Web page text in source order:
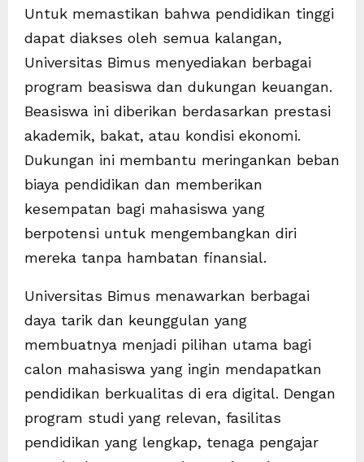
Untuk memastikan bahwa pendidikan tinggi
dapat diakses oleh semua kalangan,
Universitas Bimus menyediakan berbagai
program beasiswa dan dukungan keuangan.
Beasiswa ini diberikan berdasarkan prestasi
akademik, bakat, atau kondisi ekonomi.
Dukungan ini membantu meringankan beban
biaya pendidikan dan memberikan
kesempatan bagi mahasiswa yang
berpotensi untuk mengembangkan diri
mereka tanpa hambatan finansial.
Universitas Bimus menawarkan berbagai
daya tarik dan keunggulan yang
membuatnya menjadi pilihan utama bagi
calon mahasiswa yang ingin mendapatkan
pendidikan berkualitas di era digital. Dengan
program studi yang relevan, fasilitas
pendidikan yang lengkap, tenaga pengajar